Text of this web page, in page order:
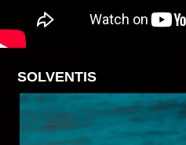
SOLVENTIS